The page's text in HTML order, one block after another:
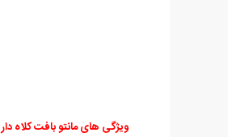
ویژگی های مانتو بافت کلاه دار Vaina :